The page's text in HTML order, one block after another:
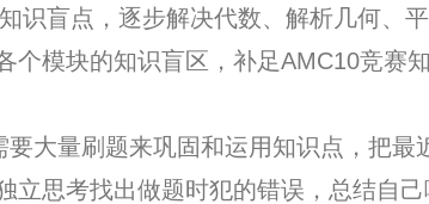
盲点，逐步解决代数、解析几何、
个模块的知识盲区，补足AMC10竞赛知
大量刷题来巩固和运用知识点，把最
立思考找出做题时犯的错误，总结自